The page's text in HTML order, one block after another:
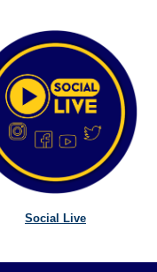
Social Live